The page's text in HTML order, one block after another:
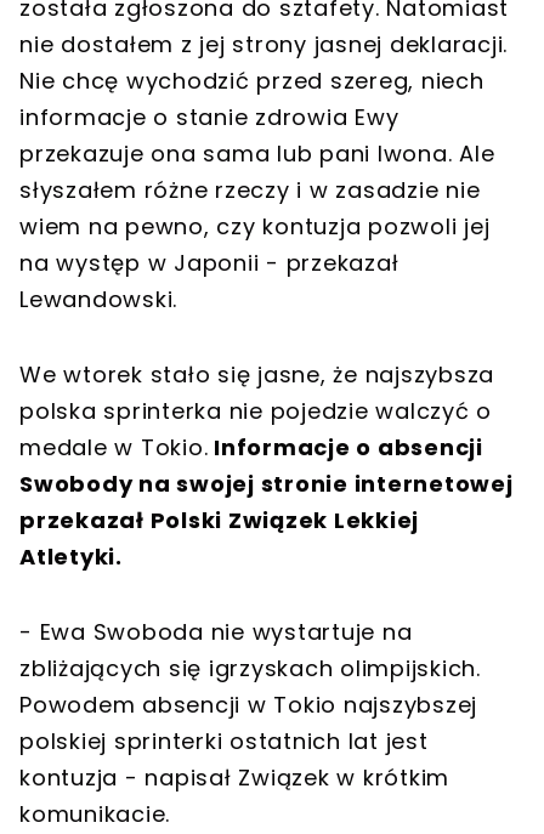
została zgłoszona do sztafety. Natomiast
nie dostałem z jej strony jasnej deklaracji.
Nie chcę wychodzić przed szereg, niech
informacje o stanie zdrowia Ewy
przekazuje ona sama lub pani Iwona. Ale
słyszałem różne rzeczy i w zasadzie nie
wiem na pewno, czy kontuzja pozwoli jej
na występ w Japonii - przekazał
Lewandowski.
We wtorek stało się jasne, że najszybsza
polska sprinterka nie pojedzie walczyć o
medale w Tokio. Informacje o absencji
Swobody na swojej stronie internetowej
przekazał Polski Związek Lekkiej
Atletyki.
- Ewa Swoboda nie wystartuje na
zbliżających się igrzyskach olimpijskich.
Powodem absencji w Tokio najszybszej
polskiej sprinterki ostatnich lat jest
kontuzja - napisał Związek w krótkim
komunikacie.